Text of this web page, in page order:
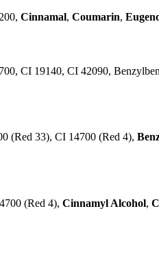
Cinnamal, Coumarin,
CI 19140, CI 42090,
(Red 33), CI 14700 (Red 4),
(Red 4), Cinnamyl Alcohol,